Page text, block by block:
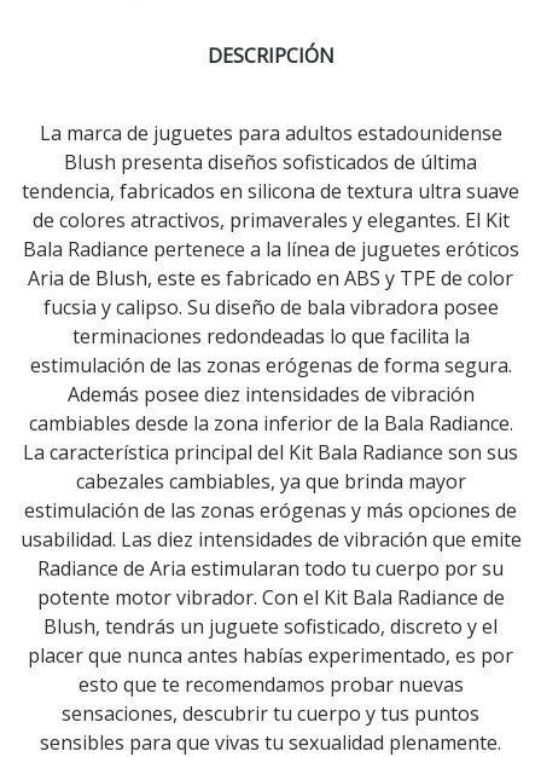
DESCRIPCIÓN
La marca de juguetes para adultos estadounidense
Blush presenta diseños sofisticados de última
tendencia, fabricados en silicona de textura ultra suave
de colores atractivos, primaverales y elegantes. El Kit
Bala Radiance pertenece a la línea de juguetes eróticos
Aria de Blush, este es fabricado en ABS y TPE de color
fucsia y calipso. Su diseño de bala vibradora posee
terminaciones redondeadas lo que facilita la
estimulación de las zonas erógenas de forma segura.
Además posee diez intensidades de vibración
cambiables desde la zona inferior de la Bala Radiance.
La característica principal del Kit Bala Radiance son sus
cabezales cambiables, ya que brinda mayor
estimulación de las zonas erógenas y más opciones de
usabilidad. Las diez intensidades de vibración que emite
Radiance de Aria estimularan todo tu cuerpo por su
potente motor vibrador. Con el Kit Bala Radiance de
Blush, tendrás un juguete sofisticado, discreto y el
placer que nunca antes habías experimentado, es por
esto que te recomendamos probar nuevas
sensaciones, descubrir tu cuerpo y tus puntos
sensibles para que vivas tu sexualidad plenamente.